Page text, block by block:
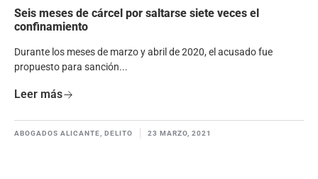
Seis meses de cárcel por saltarse siete veces el
confinamiento
Durante los meses de marzo y abril de 2020, el acusado fue
propuesto para sanción...
Leer más
ABOGADOS ALICANTE DELITO 23 MARZO, 2021